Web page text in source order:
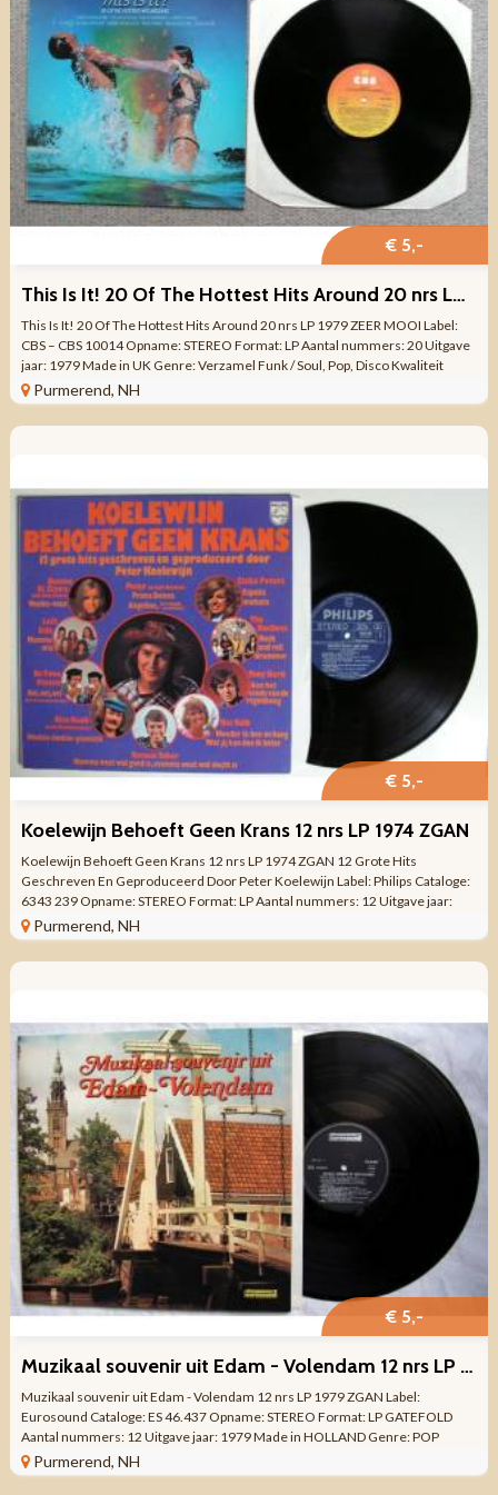
€ 5,-
This Is It! 20 Of The Hottest Hits Around 20 nrs LP 1979 ZGAN
This Is It! 20 Of The Hottest Hits Around 20 nrs LP 1979 ZEER MOOI Label:
CBS – CBS 10014 Opname: STEREO Format: LP Aantal nummers: 20 Uitgave
jaar: 1979 Made in UK Genre: Verzamel Funk / Soul, Pop, Disco Kwaliteit
VINYL ...
Purmerend, NH
€ 5,-
Koelewijn Behoeft Geen Krans 12 nrs LP 1974 ZGAN
Koelewijn Behoeft Geen Krans 12 nrs LP 1974 ZGAN 12 Grote Hits
Geschreven En Geproduceerd Door Peter Koelewijn Label: Philips Cataloge:
6343 239 Opname: STEREO Format: LP Aantal nummers: 12 Uitgave jaar:
1974 Made in HOLLAND ...
Purmerend, NH
€ 5,-
Muzikaal souvenir uit Edam - Volendam 12 nrs LP 1979 ZGAN
Muzikaal souvenir uit Edam - Volendam 12 nrs LP 1979 ZGAN Label:
Eurosound Cataloge: ES 46.437 Opname: STEREO Format: LP GATEFOLD
Aantal nummers: 12 Uitgave jaar: 1979 Made in HOLLAND Genre: POP
KLASSIEK Kwaliteit: ZO GOED ALS ...
Purmerend, NH